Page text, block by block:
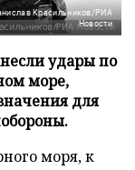
Красильников/РИА
Новости
удары по
море,
для
моря, к